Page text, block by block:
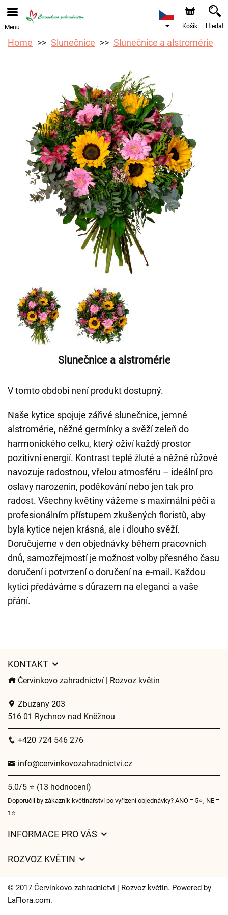
Objednávky přes e-shop přijímáme. Nejbližší možné
doručení je od 12.8.2026 z důvodu dovolené.
Menu Košík Hledat
Home Slunečnice Slunečnice a alstromérie
Slunečnice a alstromérie
V tomto období není produkt dostupný.
Naše kytice spojuje zářivé slunečnice, jemné
alstromérie, něžné germínky a svěží zeleň do
harmonického celku, který oživí každý prostor
pozitivní energií. Kontrast teplé žluté a něžné růžové
navozuje radostnou, vřelou atmosféru – ideální pro
oslavy narozenin, poděkování nebo jen tak pro
radost. Všechny květiny vážeme s maximální péčí a
profesionálním přístupem zkušených floristů, aby
byla kytice nejen krásná, ale i dlouho svěží.
Doručujeme v den objednávky během pracovních
dnů, samozřejmostí je možnost volby přesného času
doručení i potvrzení o doručení na e-mail. Každou
kytici předáváme s důrazem na eleganci a vaše
přání.
KONTAKT
Červinkovo zahradnictví | Rozvoz květin
Zbuzany 203
516 01 Rychnov nad Kněžnou
+420 724 546 276
info@cervinkovozahradnictvi.cz
5.0/5 ⭐ (13 hodnocení)
Doporučil by zákazník květinářství po vyřízení objednávky? ANO = 5⭐, NE =
1⭐
INFORMACE PRO VÁS
Často kladené dotazy
O nás
ROZVOZ KVĚTIN
Kam doručujeme květiny
© 2017 Červinkovo zahradnictví | Rozvoz květin. Powered by
LaFlora.com.